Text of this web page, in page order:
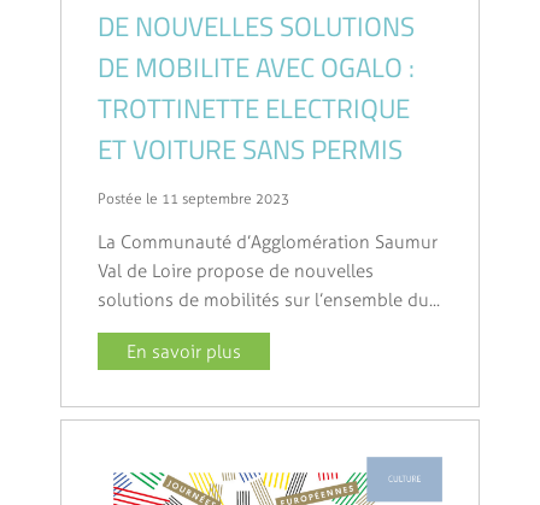
DE NOUVELLES SOLUTIONS
DE MOBILITE AVEC OGALO :
TROTTINETTE ELECTRIQUE
ET VOITURE SANS PERMIS
Postée le 11 septembre 2023
La Communauté d’Agglomération Saumur
Val de Loire propose de nouvelles
solutions de mobilités sur l’ensemble du...
En savoir plus